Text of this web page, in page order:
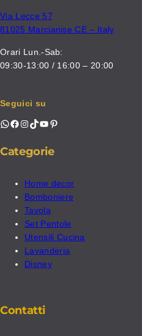
Via Lecce 57
81025 Marcianise CE – Italy
Orari Lun.-Sab:
09:30-13:00 / 16:00 – 20:00
Seguici su
WhatsApp Facebook Instagram TikTok YouTube Pinterest
Categorie
Home decor
Bomboniere
Tavola
Set Pentole
Utensili Cucina
Lavanderia
Disney
Contatti